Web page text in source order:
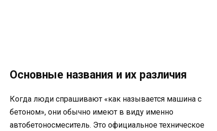
Основные названия и их различия
Когда люди спрашивают «как называется машина с
бетоном», они обычно имеют в виду именно
автобетоносмеситель. Это официальное техническое